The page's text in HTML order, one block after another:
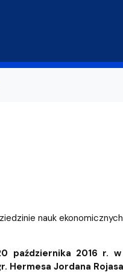
nauk
października 2016 r.
Hermesa Jordana Rojasa